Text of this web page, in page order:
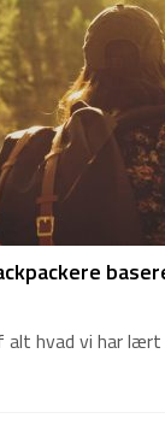
alt hvad vi har